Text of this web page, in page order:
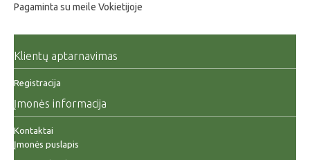
Pagaminta su meile Vokietijoje
Klientų aptarnavimas
Registracija
Įmonės informacija
Kontaktai
Įmonės puslapis